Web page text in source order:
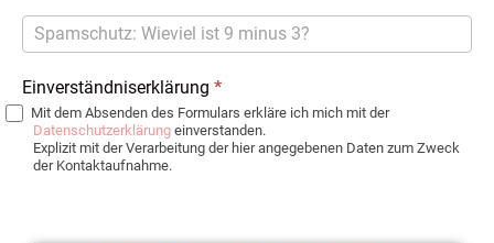
Einverständniserklärung *
Mit dem Absenden des Formulars erkläre ich mich mit der
Datenschutzerklärung einverstanden.
Explizit mit der Verarbeitung der hier angegebenen Daten zum Zweck
der Kontaktaufnahme.